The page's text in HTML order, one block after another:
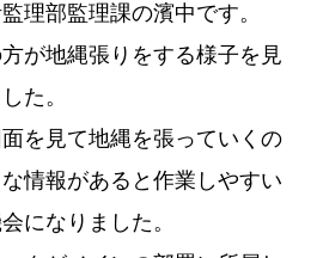
理部監理課の濱中です。
が地縄張りをする様子を見
た。
を見て地縄を張っていくの
情報があると作業しやすい
になりました。